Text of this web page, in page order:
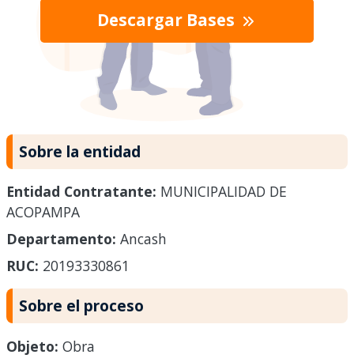
Descargar Bases
Sobre la entidad
Entidad Contratante: MUNICIPALIDAD DE
ACOPAMPA
Departamento: Ancash
RUC: 20193330861
Sobre el proceso
Objeto: Obra